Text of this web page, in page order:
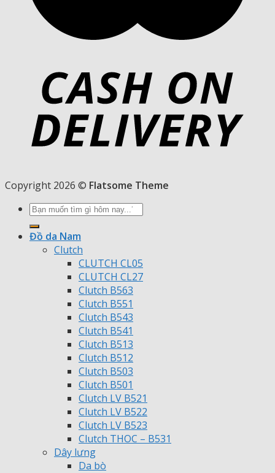
Copyright 2026 © Flatsome Theme
Tìm
kiếm:
Đồ da Nam
Clutch
CLUTCH CL05
CLUTCH CL27
Clutch B563
Clutch B551
Clutch B543
Clutch B541
Clutch B513
Clutch B512
Clutch B503
Clutch B501
Clutch LV B521
Clutch LV B522
Clutch LV B523
Clutch THOC – B531
Dây lưng
Da bò